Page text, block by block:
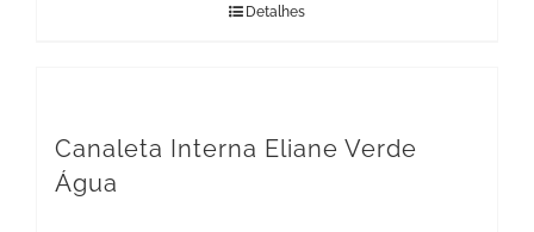
Detalhes
Canaleta Interna Eliane Verde
Água